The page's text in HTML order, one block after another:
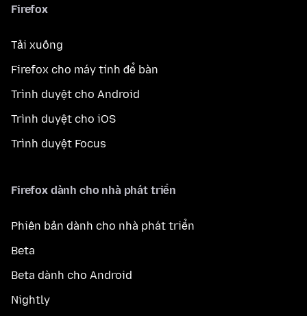
Firefox
Tải xuống
Firefox cho máy tính để bàn
Trình duyệt cho Android
Trình duyệt cho iOS
Trình duyệt Focus
Firefox dành cho nhà phát triển
Phiên bản dành cho nhà phát triển
Beta
Beta dành cho Android
Nightly